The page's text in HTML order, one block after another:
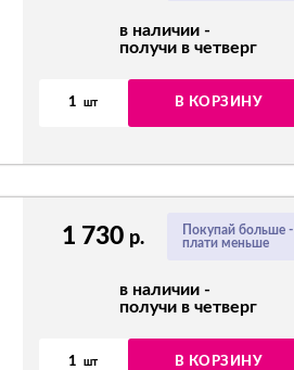
в наличии -
получи в четверг
1 шт В КОРЗИНУ
Покупай больше -
плати меньше
1 730 р.
в наличии -
получи в четверг
1 шт В КОРЗИНУ